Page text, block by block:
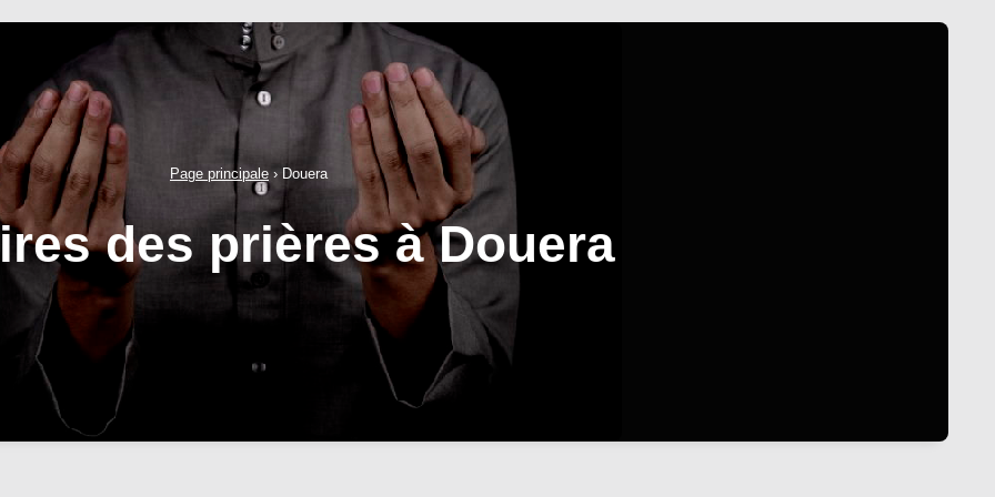
Page principale › Douera
des prières à Douera